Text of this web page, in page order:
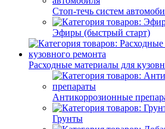
Стоп-течь систем
Эфиры (быстрый старт)
Расходные материалы для
Антикоррозионные
Грунты